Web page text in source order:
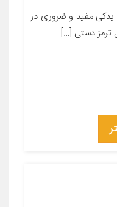
مفید و ضروری در
ترمز دستی […]